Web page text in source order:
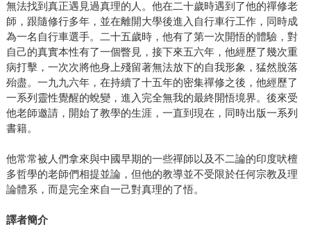
無法找到真正遇見過真理的人。他在二十歲時遇到了他的禪修老
師，跟隨修行多年，並在離開大學後進入自行車行工作，同時成
為一名自行車選手。二十五歲時，他有了第一次開悟的體驗，對
自己的真實本性有了一個瞥見，接下來五六年，他經歷了幾次重
病打擊，一次次將他身上殘留著無法放下的自我形象，猛然脫落
殆盡。一九九六年，在持續了十五年的密集禪修之後，他經歷了
一系列靈性覺醒的蛻變，進入完全無我的最終開悟境界。後來受
他老師邀請，開始了教學的生涯，一直到現在，同時出版一系列
書籍。
他常常被人們拿來與中國早期的一些禪師以及不二論的印度吠檀
多哲學的老師們相提並論，但他的教導並不受限於任何宗教及理
論體系，而是完全來自一己對真理的了悟。
譯者簡介